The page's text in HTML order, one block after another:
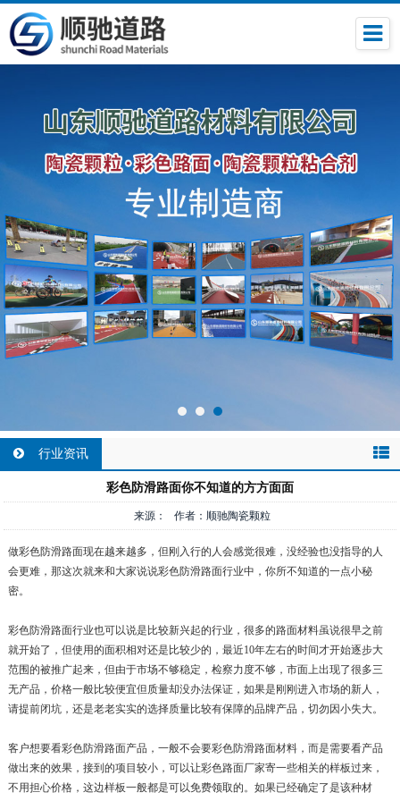
行业资讯
彩色防滑路面你不知道的方方面面
来源： 作者：顺驰陶瓷颗粒
做彩色防滑路面现在越来越多，但刚入行的人会感觉很难，没经验也没指导的人
会更难，那这次就来和大家说说彩色防滑路面行业中，你所不知道的一点小秘
密。
彩色防滑路面行业也可以说是比较新兴起的行业，很多的路面材料虽说很早之前
就开始了，但使用的面积相对还是比较少的，最近10年左右的时间才开始逐步大
范围的被推广起来，但由于市场不够稳定，检察力度不够，市面上出现了很多三
无产品，价格一般比较便宜但质量却没办法保证，如果是刚刚进入市场的新人，
请提前闭坑，还是老老实实的选择质量比较有保障的品牌产品，切勿因小失大。
客户想要看彩色防滑路面产品，一般不会要彩色防滑路面材料，而是需要看产品
做出来的效果，接到的项目较小，可以让彩色路面厂家寄一些相关的样板过来，
不用担心价格，这边样板一般都是可以免费领取的。如果已经确定了是该种材